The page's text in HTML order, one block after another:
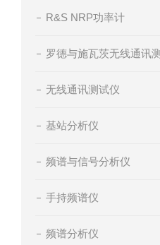
R&S NRP功率计
罗德与施瓦茨无线通讯
无线通讯测试仪
基站分析仪
频谱与信号分析仪
手持频谱仪
频谱分析仪